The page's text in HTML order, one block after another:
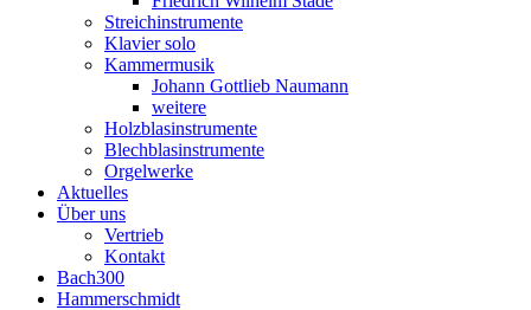
Streichinstrumente
Klavier solo
Kammermusik
Johann Gottlieb Naumann
weitere
Holzblasinstrumente
Blechblasinstrumente
Orgelwerke
Aktuelles
Über uns
Vertrieb
Kontakt
Bach300
Hammerschmidt